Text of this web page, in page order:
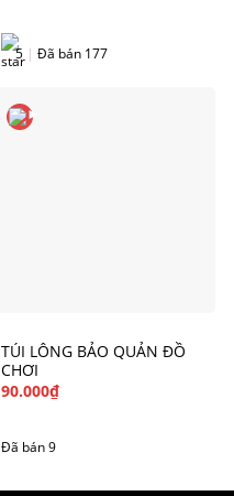
5 | Đã bán 177
TÚI LÔNG BẢO QUẢN ĐỒ
CHƠI
90.000₫
Đã bán 9